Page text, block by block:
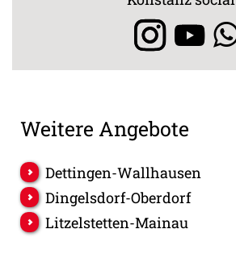
Weitere Angebote
Dettingen-Wallhausen
Dingelsdorf-Oberdorf
Litzelstetten-Mainau